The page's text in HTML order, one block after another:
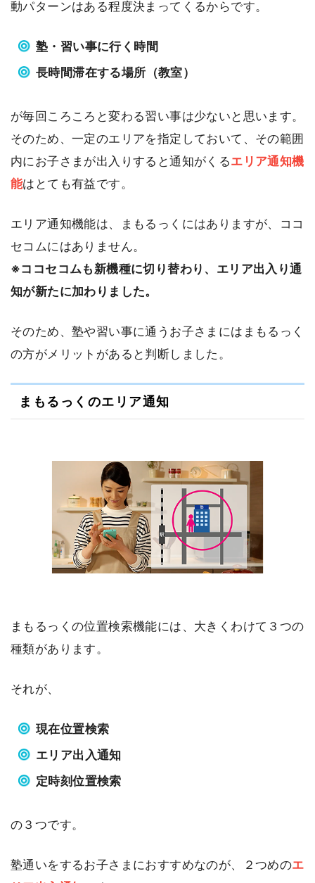
動パターンはある程度決まってくるからです。
塾・習い事に行く時間
長時間滞在する場所（教室）
が毎回ころころと変わる習い事は少ないと思います。
そのため、一定のエリアを指定しておいて、その範囲
内にお子さまが出入りすると通知がくるエリア通知機
能はとても有益です。
エリア通知機能は、まもるっくにはありますが、ココ
セコムにはありません。
※ココセコムも新機種に切り替わり、エリア出入り通
知が新たに加わりました。
そのため、塾や習い事に通うお子さまにはまもるっく
の方がメリットがあると判断しました。
まもるっくのエリア通知
まもるっくの位置検索機能には、大きくわけて３つの
種類があります。
それが、
現在位置検索
エリア出入通知
定時刻位置検索
の３つです。
塾通いをするお子さまにおすすめなのが、２つめのエ